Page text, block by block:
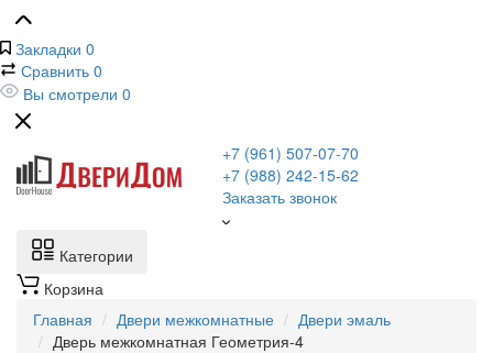
Закладки 0
Сравнить 0
Вы смотрели 0
+7 (961) 507-07-70
+7 (988) 242-15-62
Заказать звонок
Категории
Корзина
Главная
Двери межкомнатные
Двери эмаль
Дверь межкомнатная Геометрия-4